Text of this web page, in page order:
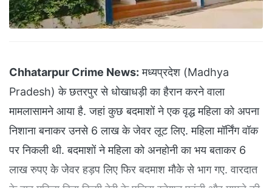
Chhatarpur Crime News: मध्यप्रदेश (Madhya
Pradesh) के छतरपुर से धोखाधड़ी का हैरान करने वाला
मामलासामने आया है. जहां कुछ बदमाशों ने एक वृद्ध महिला को अपना
निशाना बनाकर उनसे 6 लाख के जेवर लूट लिए. महिला मॉर्निंग वॉक
पर निकली थी. बदमाशों ने महिला को अनहोनी का भय बताकर 6
लाख रुपए के जेवर हड़प लिए फिर बदमाश मौके से भाग गए. वारदात